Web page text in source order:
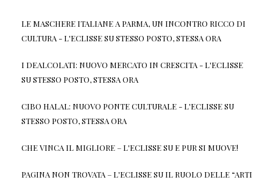
LE MASCHERE ITALIANE A PARMA, UN INCONTRO RICCO DI
CULTURA - L'ECLISSESUSTESSO POSTO, STESSA ORA
I DEALCOLATI: NUOVO MERCATO IN CRESCITA - L'ECLISSE
SUSTESSO POSTO, STESSA ORA
CIBO HALAL: NUOVO PONTE CULTURALE - L'ECLISSESU
STESSO POSTO, STESSA ORA
CHE VINCA IL MIGLIORE – L'ECLISSESU E PUR SI MUOVE!
PAGINA NON TROVATA – L'ECLISSESU IL RUOLO DELLE “ARTI